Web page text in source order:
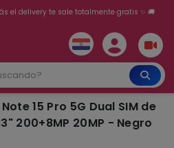
el delivery te sale totalmente gratis ✨ 🚚
INTERÉS con tarjetas adheridas!
15 Pro 5G Dual SIM de
200+8MP 20MP - Negro